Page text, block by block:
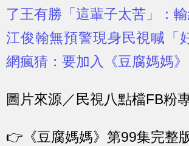
了王有勝「這輩子太苦」：
江俊翰無預警現身民視喊「
網瘋猜：要加入《豆腐媽媽》
圖片來源／民視八點檔FB粉
👉《豆腐媽媽》第99集完整